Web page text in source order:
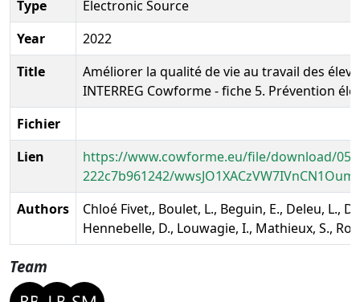
Type
Electronic Source
Year
2022
Title
Améliorer la qualité de vie au travail des
INTERREG Cowforme - fiche 5. Prévention
Fichier
Lien
https://www.cowforme.eu/file/download/
222c7b961242/
Authors
Chloé Fivet,, Boulet, L., Beguin, E., Deleu, L.,
Hennebelle, D., Louwagie, I., Mathieux, S.,
Team